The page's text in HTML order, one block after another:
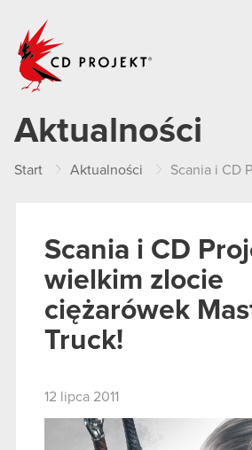
Aktualności
Start Aktualności Scania i CD Projekt na
Scania i CD
wielkim zlocie
ciężarówek
Truck!
12 lipca 2011